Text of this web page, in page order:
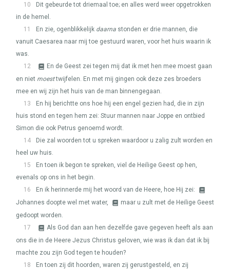
10
Dit gebeurde tot driemaal toe; en alles werd weer opgetrokken
in de hemel.
11
En zie, ogenblikkelijk daarna stonden er drie mannen, die
vanuit Caesarea naar mij toe gestuurd waren, voor het huis waarin ik
was.
12
En de Geest zei tegen mij dat ik met hen mee moest gaan
en niet moesttwijfelen. En met mij gingen ook deze zes broeders
mee en wij zijn het huis van de man binnengegaan.
13
En hij berichtte ons hoe hij een engel gezien had, die in zijn
huis stond en tegen hem zei: Stuur mannen naar Joppe en ontbied
Simon die ook Petrus genoemd wordt.
14
Die zal woorden tot u spreken waardoor u zalig zult worden en
heel uw huis.
15
En toen ik begon te spreken, viel de Heilige Geest op hen,
evenals op ons in het begin.
16
En ik herinnerde mij het woord van de Heere, hoe Hij zei:
Johannes doopte wel met water,
maar u zult met de Heilige Geest
gedoopt worden.
17
Als God dan aan hen dezelfde gave gegeven heeft als aan
ons die in de Heere Jezus Christus geloven, wie was ik dan dat ik bij
machte zou zijn God tegen te houden?
18
En toen zij dit hoorden, waren zij gerustgesteld, en zij